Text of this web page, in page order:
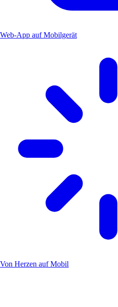
Web-App auf Mobilgerät
Von Herzen auf Mobil